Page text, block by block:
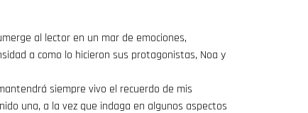
al lector en un mar de emociones,
a como lo hicieron sus protagonistas, Noa y
siempre vivo el recuerdo de mis
una, a la vez que indaga en algunos aspectos